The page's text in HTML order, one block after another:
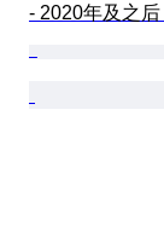
- 2020年及之后